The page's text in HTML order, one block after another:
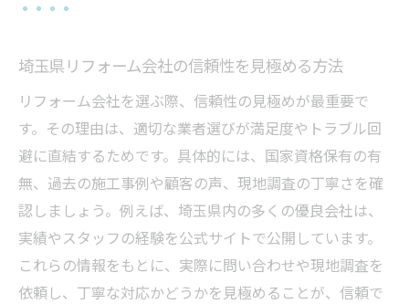
埼玉県のリフォーム費用相場を徹底分析
リフォーム費用相場を把握するための基礎
知識
埼玉県のリフォーム平均価格の傾向とは
リフォーム総額の目安と費用項目の内訳
費用相場を調べて予算計画を立てるコツ
複数リフォーム会社の見積もり比較の重要
性
埼玉県リフォーム会社の信頼性を見極める方法
リフォーム会社を選ぶ際、信頼性の見極めが最重要で
す。その理由は、適切な業者選びが満足度やトラブル回
避に直結するためです。具体的には、国家資格保有の有
無、過去の施工事例や顧客の声、現地調査の丁寧さを確
認しましょう。例えば、埼玉県内の多くの優良会社は、
実績やスタッフの経験を公式サイトで公開しています。
これらの情報をもとに、実際に問い合わせや現地調査を
依頼し、丁寧な対応かどうかを見極めることが、信頼で